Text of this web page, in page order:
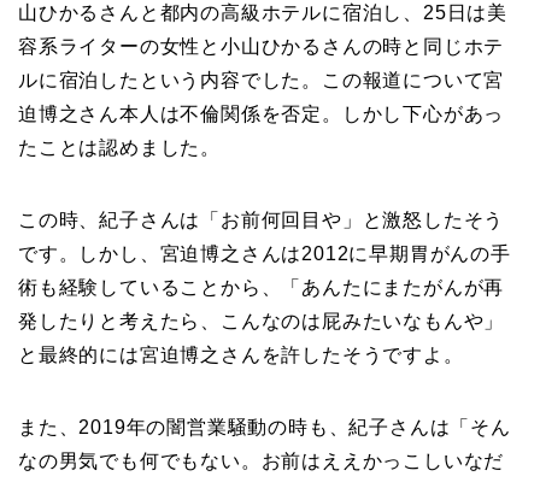
山ひかるさんと都内の高級ホテルに宿泊し、25日は美
容系ライターの女性と小山ひかるさんの時と同じホテ
ルに宿泊したという内容でした。この報道について宮
迫博之さん本人は不倫関係を否定。しかし下心があっ
たことは認めました。
この時、紀子さんは「お前何回目や」と激怒したそう
です。しかし、宮迫博之さんは2012に早期胃がんの手
術も経験していることから、「あんたにまたがんが再
発したりと考えたら、こんなのは屁みたいなもんや」
と最終的には宮迫博之さんを許したそうですよ。
また、2019年の闇営業騒動の時も、紀子さんは「そん
なの男気でも何でもない。お前はええかっこしいなだ